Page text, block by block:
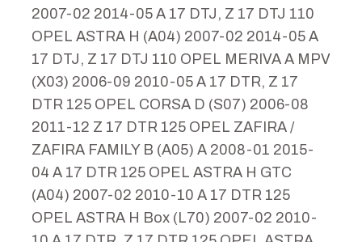
2007-02 2014-05 A 17 DTJ, Z 17 DTJ 110
OPEL ASTRA H (A04) 2007-02 2014-05 A
17 DTJ, Z 17 DTJ 110 OPEL MERIVA A MPV
(X03) 2006-09 2010-05 A 17 DTR, Z 17
DTR 125 OPEL CORSA D (S07) 2006-08
2011-12 Z 17 DTR 125 OPEL ZAFIRA /
ZAFIRA FAMILY B (A05) A 2008-01 2015-
04 A 17 DTR 125 OPEL ASTRA H GTC
(A04) 2007-02 2010-10 A 17 DTR 125
OPEL ASTRA H Box (L70) 2007-02 2010-